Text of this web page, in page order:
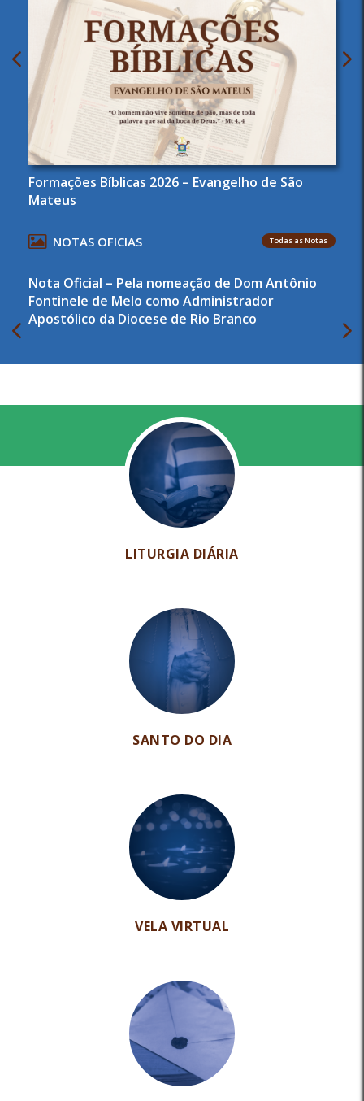
Formações Bíblicas 2026 – Evangelho de São
Mateus
NOTAS OFICIAS Todas as Notas
Nota Oficial – Pela nomeação de Dom Antônio
Fontinele de Melo como Administrador
Apostólico da Diocese de Rio Branco
LITURGIA DIÁRIA
SANTO DO DIA
VELA VIRTUAL